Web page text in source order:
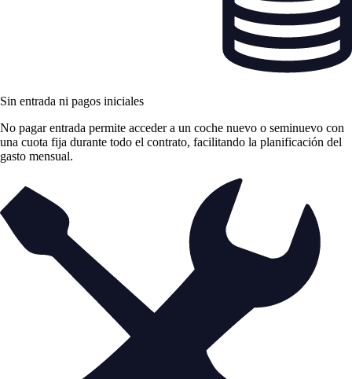
Sin entrada ni pagos iniciales
No pagar entrada permite acceder a un coche nuevo o seminuevo con
una cuota fija durante todo el contrato, facilitando la planificación del
gasto mensual.